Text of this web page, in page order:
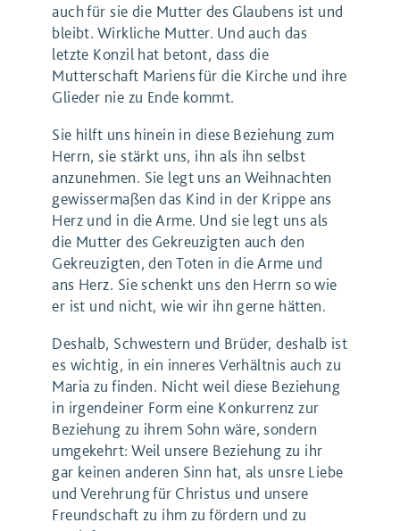
auch für sie die Mutter des Glaubens ist und
bleibt. Wirkliche Mutter. Und auch das
letzte Konzil hat betont, dass die
Mutterschaft Mariens für die Kirche und ihre
Glieder nie zu Ende kommt.
Sie hilft uns hinein in diese Beziehung zum
Herrn, sie stärkt uns, ihn als ihn selbst
anzunehmen. Sie legt uns an Weihnachten
gewissermaßen das Kind in der Krippe ans
Herz und in die Arme. Und sie legt uns als
die Mutter des Gekreuzigten auch den
Gekreuzigten, den Toten in die Arme und
ans Herz. Sie schenkt uns den Herrn so wie
er ist und nicht, wie wir ihn gerne hätten.
Deshalb, Schwestern und Brüder, deshalb ist
es wichtig, in ein inneres Verhältnis auch zu
Maria zu finden. Nicht weil diese Beziehung
in irgendeiner Form eine Konkurrenz zur
Beziehung zu ihrem Sohn wäre, sondern
umgekehrt: Weil unsere Beziehung zu ihr
gar keinen anderen Sinn hat, als unsre Liebe
und Verehrung für Christus und unsere
Freundschaft zu ihm zu fördern und zu